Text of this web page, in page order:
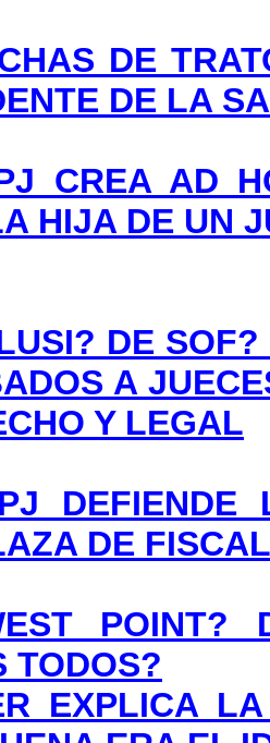
DE
DE LA
CREA AD
HIJA DE UN
DE
A
Y LEGAL
DEFIENDE
DE
POINT?
TODOS?
EXPLICA